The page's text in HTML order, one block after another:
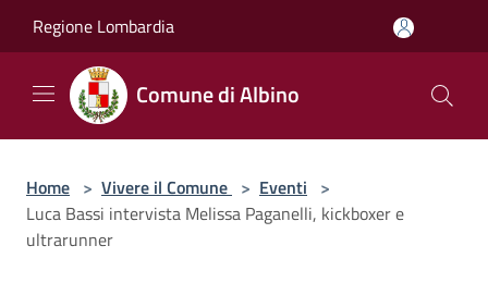
Regione Lombardia
Comune di Albino
Home > Vivere il Comune > Eventi >
Luca Bassi intervista Melissa Paganelli, kickboxer e
ultrarunner